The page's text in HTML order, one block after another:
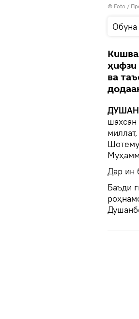
© Foto /
ва
Дар ин
Баъди